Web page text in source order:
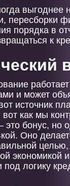
выгоднее
пересборки
порядка в
к
и может
источник
вот как мы
это бонус, но
Оно
экономикой и
под логику